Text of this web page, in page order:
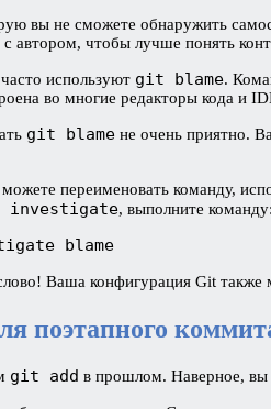
вы не сможете обнаружить
автором, чтобы лучше понять
используют git blame.
во многие редакторы кода и
git blame не очень приятно.
переименовать команду,
, выполните команду:
blame
Ваша конфигурация Git также
поэтапного
git add в прошлом. Наверное, вы